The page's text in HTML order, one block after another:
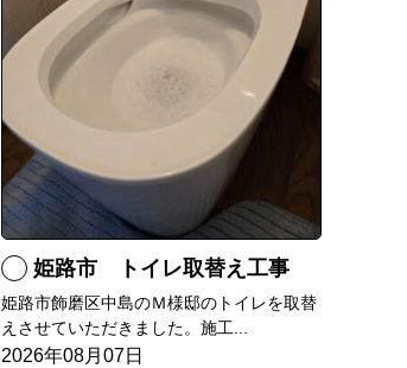
姫路市 トイレ取替え工事
姫路市飾磨区中島のＭ様邸のトイレを取替
えさせていただきました。施工...
2026年08月07日